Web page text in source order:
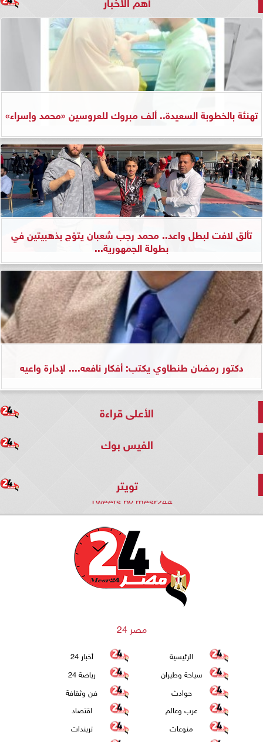
تهنئة بالخطوبة السعيدة.. ألف مبروك للعروسين «محمد وإسراء»
تألق لافت لبطل واعد.. محمد رجب شعبان يتوّج بذهبيتين في
بطولة الجمهورية...
دكتور رمضان طنطاوي يكتب: أفكار نافعه.... لإدارة واعيه
الأعلى قراءة
الفيس بوك
تويتر
Tweets by mesr244
مصر 24
الرئيسية
أخبار 24
سياحة وطيران
رياضة 24
حوادث
فن وثقافة
عرب وعالم
اقتصاد
منوعات
تريندات